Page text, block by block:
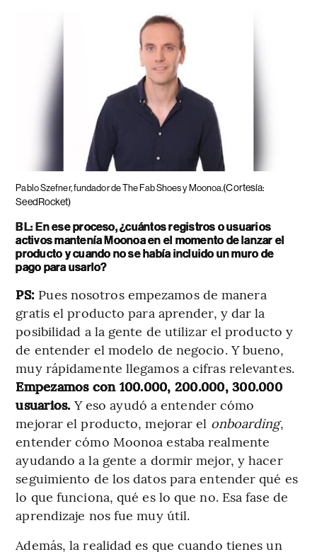
Pablo Szefner, fundador de The Fab Shoes y Moonoa.(Cortesía:
SeedRocket)
BL: En ese proceso, ¿cuántos registros o usuarios
activos mantenía Moonoa en el momento de lanzar el
producto y cuando no se había incluido un muro de
pago para usarlo?
PS: Pues nosotros empezamos de manera
gratis el producto para aprender, y dar la
posibilidad a la gente de utilizar el producto y
de entender el modelo de negocio. Y bueno,
muy rápidamente llegamos a cifras relevantes.
Empezamos con 100.000, 200.000, 300.000
usuarios. Y eso ayudó a entender cómo
mejorar el producto, mejorar el onboarding,
entender cómo Moonoa estaba realmente
ayudando a la gente a dormir mejor, y hacer
seguimiento de los datos para entender qué es
lo que funciona, qué es lo que no. Esa fase de
aprendizaje nos fue muy útil.
Además, la realidad es que cuando tienes un